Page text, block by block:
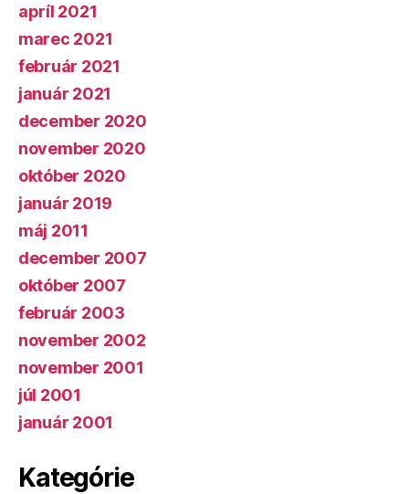
apríl 2021
marec 2021
február 2021
január 2021
december 2020
november 2020
október 2020
január 2019
máj 2011
december 2007
október 2007
február 2003
november 2002
november 2001
júl 2001
január 2001
Kategórie